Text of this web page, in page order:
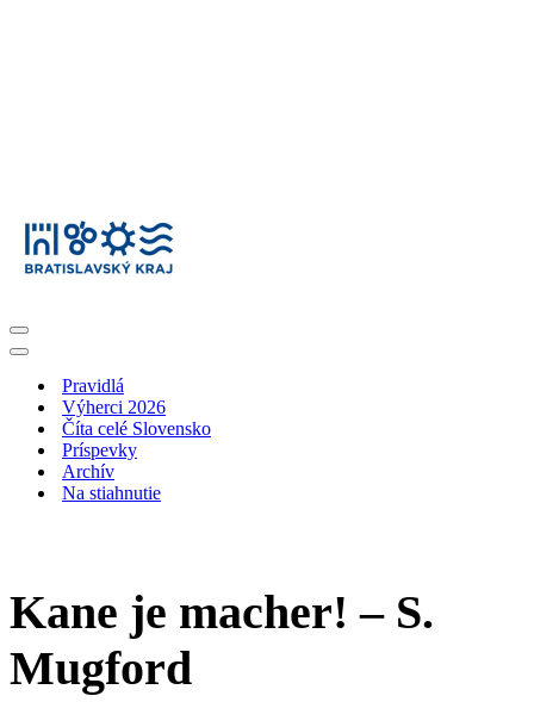
Menu
navigácie
Menu
navigáciePravidlá
Výherci 2026
Číta celé Slovensko
Príspevky
Archív
Na stiahnutie
Kane je macher! – S.
Mugford